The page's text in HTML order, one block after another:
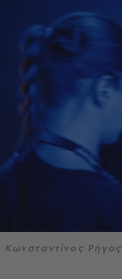
Κωνσταντίνος